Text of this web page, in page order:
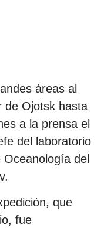
áreas al
de Ojotsk hasta
a la prensa el
del laboratorio
del
que
fue